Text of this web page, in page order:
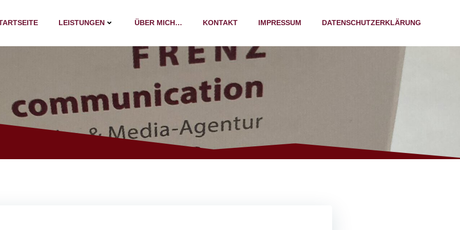
LEISTUNGEN ÜBER MICH… KONTAKT IMPRESSUM DATENSCHUTZERKLÄRUNG